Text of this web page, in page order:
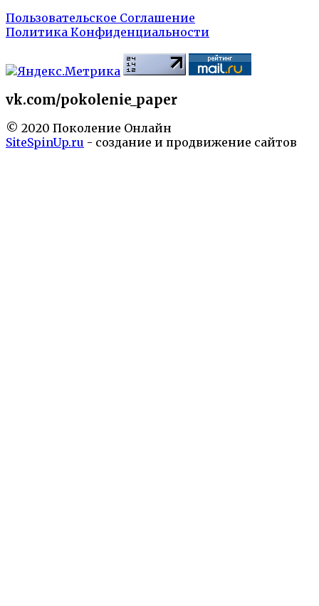
Пользовательское Соглашение
Политика Конфиденциальности
vk.com/pokolenie_paper
© 2020 Поколение Онлайн
SiteSpinUp.ru - создание и продвижение сайтов